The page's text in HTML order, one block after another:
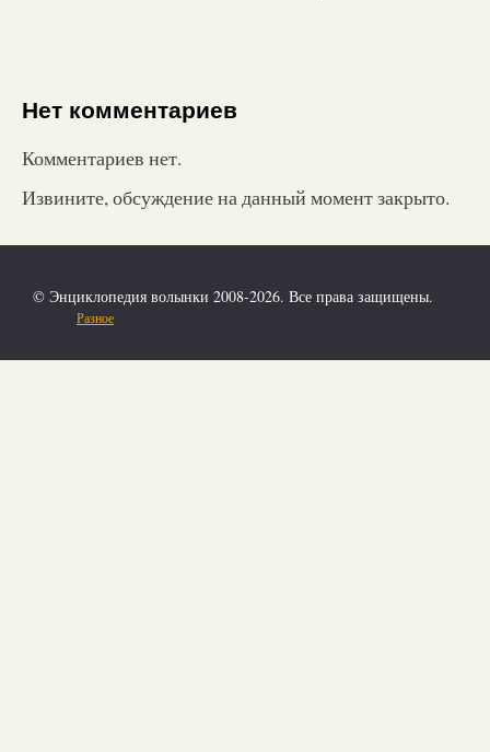
Нет комментариев
Комментариев нет.
Извините, обсуждение на данный момент закрыто.
© Энциклопедия волынки 2008-2026. Все права защищены.
Разное